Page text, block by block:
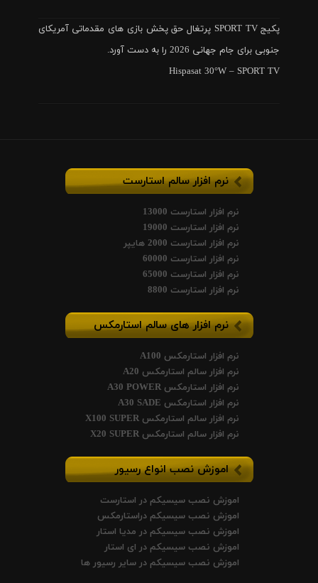
پکیج SPORT TV پرتغال حق پخش بازی های مقدماتی آمریکای
جنوبی برای جام جهانی 2026 را به دست آورد.
Hispasat 30°W – SPORT TV
نرم افزار سالم استارست
نرم افزار استارست 13000
نرم افزار استارست 19000
نرم افزار استارست 2000 هایپر
نرم افزار استارست 60000
نرم افزار استارست 65000
نرم افزار استارست 8800
نرم افزار های سالم استارمکس
نرم افزار استارمکس A100
نرم افزار سالم استارمکس A20
نرم افزار استارمکس A30 POWER
نرم افزار استارمکس A30 SADE
نرم افزار سالم استارمکس X100 SUPER
نرم افزار سالم استارمکس X20 SUPER
اموزش نصب انواع رسیور
اموزش نصب سیسیکم در استارست
اموزش نصب سیسیکم دراستارمکس
اموزش نصب سیسیکم در مدیا استار
اموزش نصب سیسیکم در ای استار
اموزش نصب سیسیکم در سایر رسیور ها